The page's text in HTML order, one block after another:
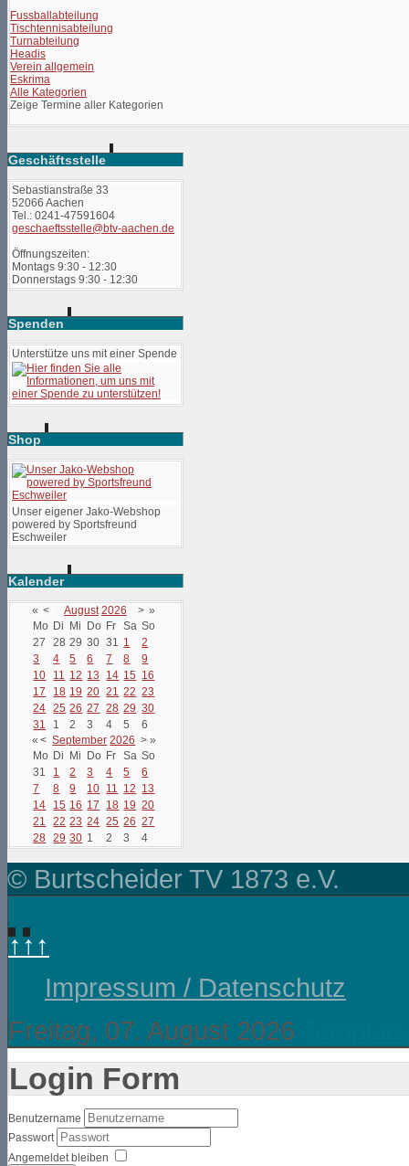
Fussballabteilung
Tischtennisabteilung
Turnabteilung
Headis
Verein allgemein
Eskrima
Alle Kategorien
Zeige Termine aller Kategorien
Geschäftsstelle
Sebastianstraße 33
52066 Aachen
Tel.: 0241-47591604
geschaeftsstelle@btv-aachen.de
Öffnungszeiten:
Montags 9:30 - 12:30
Donnerstags 9:30 - 12:30
Spenden
Unterstütze uns mit einer Spende
Shop
Unser eigener Jako-Webshop
powered by Sportsfreund
Eschweiler
Kalender
« < August 2026 > »
Mo Di Mi Do Fr Sa So
27
28 29 30 31 1
2
3
4 5 6 7 8
9
10
11 12 13 14 15 16
17
18 19 20 21 22 23
24 25 26 27 28 29 30
31
1 2 3 4 5
6
« < September 2026 > »
Mo Di Mi Do Fr Sa So
31
1 2 3 4 5
6
7
8 9 10 11 12 13
14
15 16 17 18 19 20
21
22 23 24 25 26 27
28 29 30 1 2 3 4
© Burtscheider TV 1873 e.V.
↑↑↑
Impressum / Datenschutz
Freitag, 07. August 2026
Login Form
Benutzername
Passwort
Angemeldet bleiben